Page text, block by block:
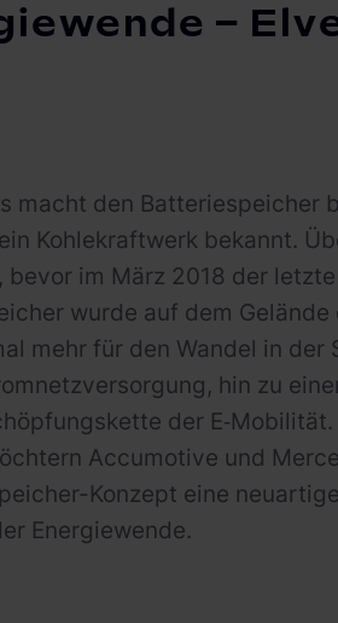
–
macht den Batteriespeicher
Kohlekraftwerk bekannt.
bevor im März 2018 der
wurde auf dem
mehr für den Wandel in der
hin zu
der E‑Mobilität.
Accumotive und
Konzept eine
Energiewende.